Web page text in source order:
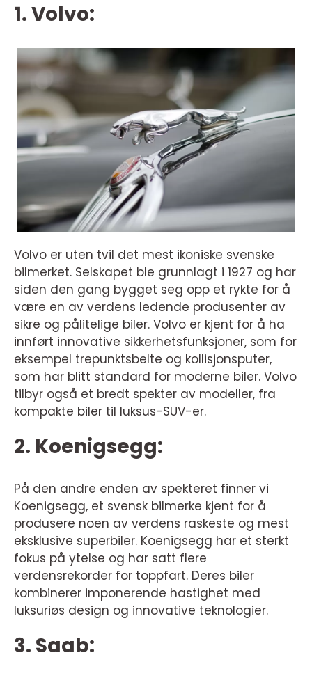
1. Volvo:
Volvo er uten tvil det mest ikoniske svenske
bilmerket. Selskapet ble grunnlagt i 1927 og har
siden den gang bygget seg opp et rykte for å
være en av verdens ledende produsenter av
sikre og pålitelige biler. Volvo er kjent for å ha
innført innovative sikkerhetsfunksjoner, som for
eksempel trepunktsbelte og kollisjonsputer,
som har blitt standard for moderne biler. Volvo
tilbyr også et bredt spekter av modeller, fra
kompakte biler til luksus-SUV-er.
2. Koenigsegg:
På den andre enden av spekteret finner vi
Koenigsegg, et svensk bilmerke kjent for å
produsere noen av verdens raskeste og mest
eksklusive superbiler. Koenigsegg har et sterkt
fokus på ytelse og har satt flere
verdensrekorder for toppfart. Deres biler
kombinerer imponerende hastighet med
luksuriøs design og innovative teknologier.
3. Saab: